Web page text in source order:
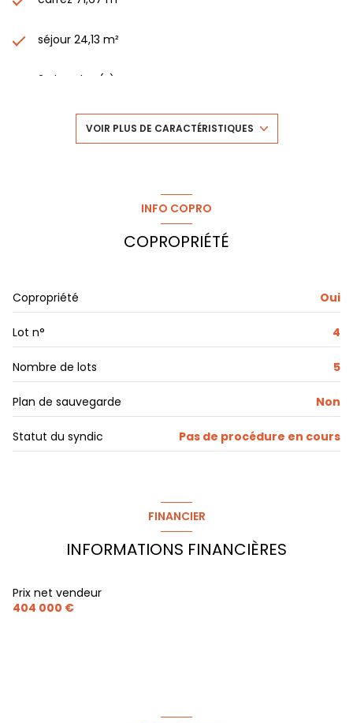
séjour 24,13 m²
2 chambre(s)
1 salle(s) de bain
terrasse
interphone
quartier Pey Berland
VOIR PLUS DE CARACTÉRISTIQUES
INFO COPRO
COPROPRIÉTÉ
Copropriété Oui
Lot n° 4
Nombre de lots 5
Plan de sauvegarde Non
Statut du syndic Pas de procédure en cours
FINANCIER
INFORMATIONS FINANCIÈRES
Prix net vendeur
404 000 €